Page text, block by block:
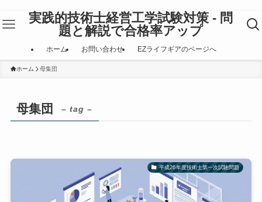
実践的技術士経営工学試験対策 - 問
題と解説で合格率アップ
ホーム お問い合わせ EZライフギアのページへ
ホーム 母集団
母集団 – tag –
平成26年度技術士第一次試験問題